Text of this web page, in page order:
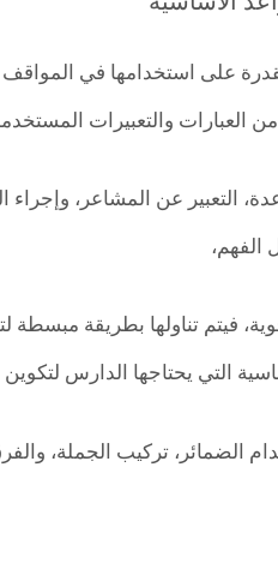
على استخدامها في المواقف
العبارات والتعبيرات
التعبير عن المشاعر، وإجراء
الفهم،
فيتم تناولها بطريقة مبسطة
التي يحتاجها الدارس
الضمائر، تركيب الجملة،